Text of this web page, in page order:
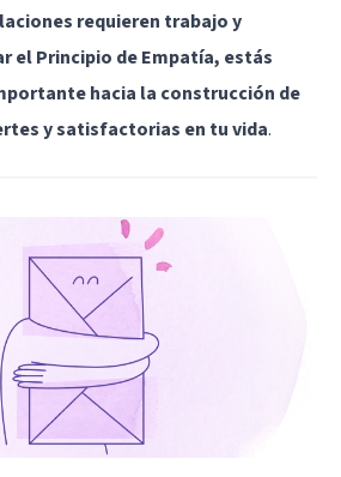
requieren trabajo y
el Principio de Empatía, estás
hacia la construcción de
y satisfactorias en tu vida.